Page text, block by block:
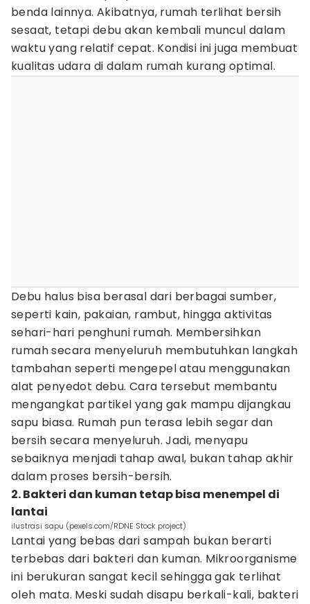
benda lainnya. Akibatnya, rumah terlihat bersih
sesaat, tetapi debu akan kembali muncul dalam
waktu yang relatif cepat. Kondisi ini juga membuat
kualitas udara di dalam rumah kurang optimal.
Debu halus bisa berasal dari berbagai sumber,
seperti kain, pakaian, rambut, hingga aktivitas
sehari-hari penghuni rumah. Membersihkan
rumah secara menyeluruh membutuhkan langkah
tambahan seperti mengepel atau menggunakan
alat penyedot debu. Cara tersebut membantu
mengangkat partikel yang gak mampu dijangkau
sapu biasa. Rumah pun terasa lebih segar dan
bersih secara menyeluruh. Jadi, menyapu
sebaiknya menjadi tahap awal, bukan tahap akhir
dalam proses bersih-bersih.
2. Bakteri dan kuman tetap bisa menempel di
lantai
ilustrasi sapu (pexels.com/RDNE Stock project)
Lantai yang bebas dari sampah bukan berarti
terbebas dari bakteri dan kuman. Mikroorganisme
ini berukuran sangat kecil sehingga gak terlihat
oleh mata. Meski sudah disapu berkali-kali, bakteri